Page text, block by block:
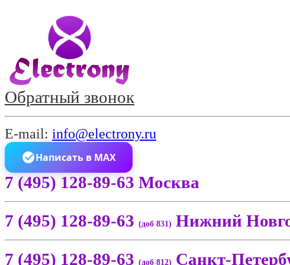
Обратный звонок
E-mail: info@electrony.ru
Написать в MAX
7 (495) 128-89-63 Москва
7 (495) 128-89-63 (доб 831) Нижний
7 (495) 128-89-63 (доб 812) Санкт-